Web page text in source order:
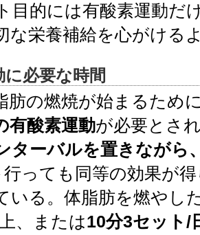
目的には有酸素運動だ
な栄養補給を心がける
に必要な時間
肪の燃焼が始まるため
有酸素運動が必要とさ
ターバルを置きながら
行っても同等の効果が
いる。体脂肪を燃やし
、または10分3セット/